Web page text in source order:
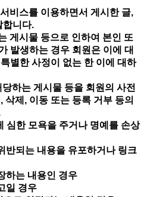
비스를 이용하면서 게시한 글,
합니다.
게시물 등으로 인하여 본인 또
발생하는 경우 회원은 이에 대
별한 사정이 없는 한 이에 대하
하는 게시물 등을 회원의 사전
제, 이동 또는 등록 거부 등의
한 모욕을 주거나 명예를 손상
되는 내용을 유포하거나 링크
는 내용인 경우
일 경우